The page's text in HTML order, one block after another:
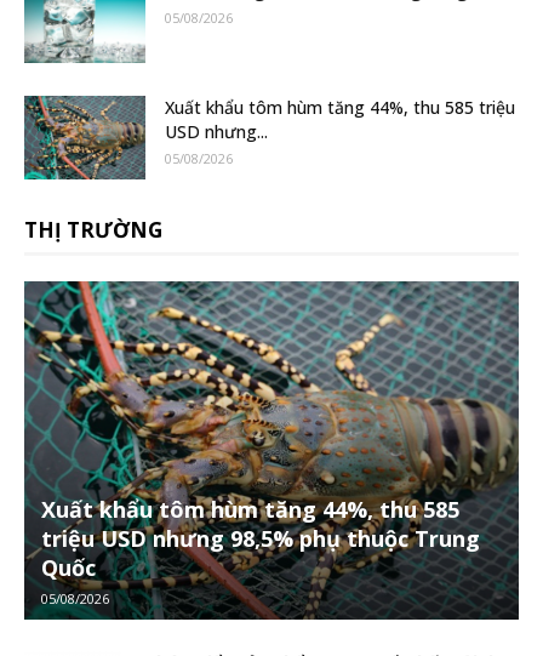
05/08/2026
Xuất khẩu tôm hùm tăng 44%, thu 585 triệu
USD nhưng...
05/08/2026
THỊ TRƯỜNG
Xuất khẩu tôm hùm tăng 44%, thu 585
triệu USD nhưng 98,5% phụ thuộc Trung
Quốc
05/08/2026